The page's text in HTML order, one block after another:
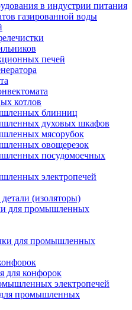
в индустрии питания
газированной воды
печей
котлов
блинниц
духовых шкафов
мясорубок
овощерезок
посудомоечных
электропечей
(изоляторы)
для промышленных
для промышленных
для конфорок
электропечей
промышленных